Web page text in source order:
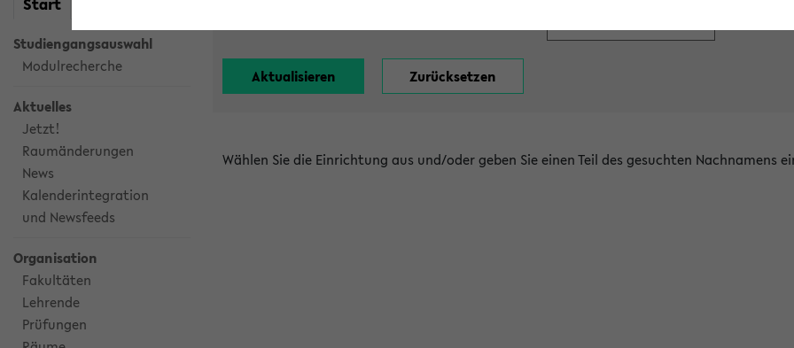
Studiengangsauswahl
Modulrecherche
Aktuelles
Jetzt!
Raumänderungen
News
Kalenderintegration
und Newsfeeds
Organisation
Fakultäten
Lehrende
Prüfungen
Wählen Sie die Einrichtung aus und/oder geben Sie einen Teil des gesuchten Nachnamens